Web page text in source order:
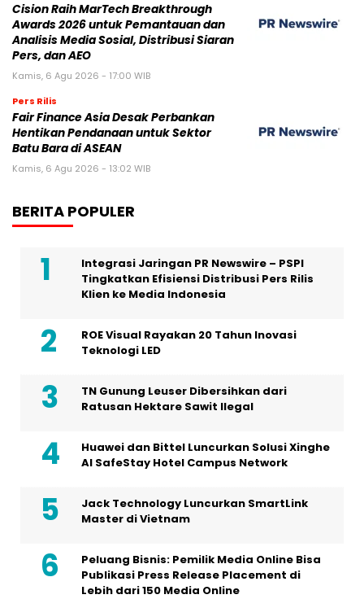
Cision Raih MarTech Breakthrough
Awards 2026 untuk Pemantauan dan
Analisis Media Sosial, Distribusi Siaran
Pers, dan AEO
Kamis, 6 Agu 2026 - 17:00 WIB
Pers Rilis
Fair Finance Asia Desak Perbankan
Hentikan Pendanaan untuk Sektor
Batu Bara di ASEAN
Kamis, 6 Agu 2026 - 13:02 WIB
BERITA POPULER
Integrasi Jaringan PR Newswire – PSPI
Tingkatkan Efisiensi Distribusi Pers Rilis
Klien ke Media Indonesia
ROE Visual Rayakan 20 Tahun Inovasi
Teknologi LED
TN Gunung Leuser Dibersihkan dari
Ratusan Hektare Sawit Ilegal
Huawei dan Bittel Luncurkan Solusi Xinghe
Al SafeStay Hotel Campus Network
Jack Technology Luncurkan SmartLink
Master di Vietnam
Peluang Bisnis: Pemilik Media Online Bisa
Publikasi Press Release Placement di
Lebih dari 150 Media Online